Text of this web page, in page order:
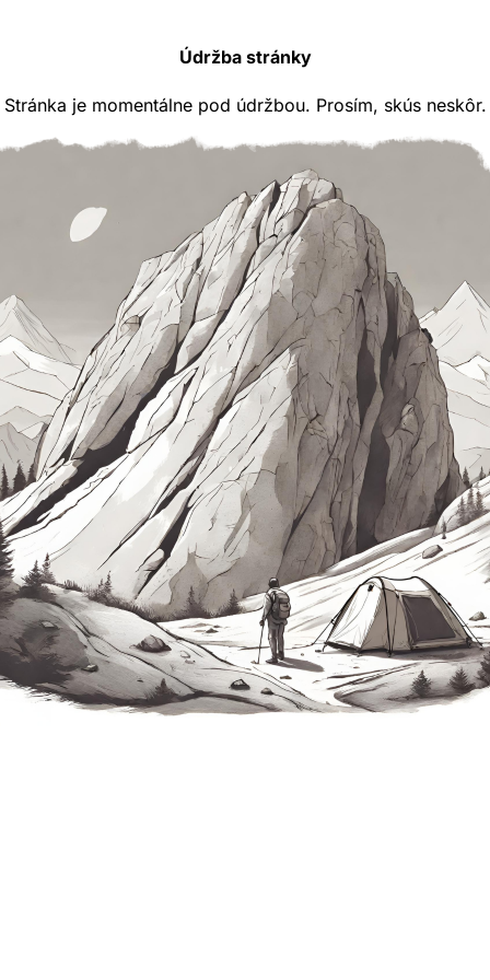
Údržba stránky
Stránka je momentálne pod údržbou. Prosím, skús neskôr.